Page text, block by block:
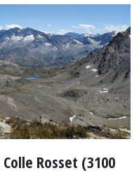
Colle Rosset (3100